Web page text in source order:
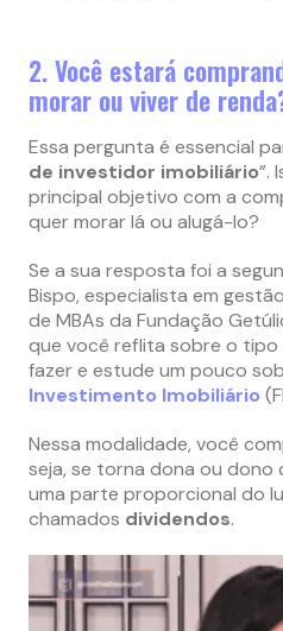
2. Você estará
morar ou viver de
Essa pergunta é essencial
de investidor imobiliário”.
principal objetivo com a
quer morar lá ou alugá-lo?
Se a sua resposta foi a
Bispo, especialista em
de MBAs da Fundação
que você reflita sobre o tipo
fazer e estude um pouco
Investimento Imobiliário
Nessa modalidade, você
seja, se torna dona ou dono
uma parte proporcional do
chamados dividendos.